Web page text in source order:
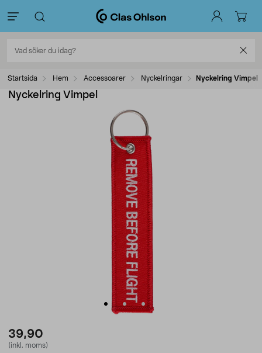
Startsida Hem Accessoarer Nyckelringar Nyckelring Vimpel
Nyckelring Vimpel
39,90
(inkl. moms)